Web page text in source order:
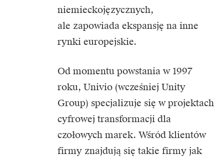
niemieckojęzycznych,
ale zapowiada ekspansję na inne
rynki europejskie.
Od momentu powstania w 1997
roku, Univio (wcześniej Unity
Group) specjalizuje się w projektach
cyfrowej transformacji dla
czołowych marek. Wśród klientów
firmy znajdują się takie firmy jak